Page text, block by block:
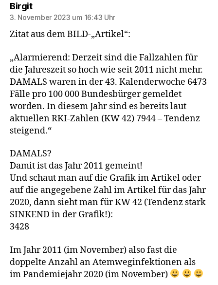
Birgitsagt:
3. November 2023 um 16:43 Uhr
Zitat aus dem BILD-„Artikel“:
„Alarmierend: Derzeit sind die Fallzahlen für
die Jahreszeit so hoch wie seit 2011 nicht mehr.
DAMALS waren in der 43. Kalenderwoche 6473
Fälle pro 100 000 Bundesbürger gemeldet
worden. In diesem Jahr sind es bereits laut
aktuellen RKI-Zahlen (KW 42) 7944 – Tendenz
steigend.“
DAMALS?
Damit ist das Jahr 2011 gemeint!
Und schaut man auf die Grafik im Artikel oder
auf die angegebene Zahl im Artikel für das Jahr
2020, dann sieht man für KW 42 (Tendenz stark
SINKEND in der Grafik!):
3428
Im Jahr 2011 (im November) also fast die
doppelte Anzahl an Atemweginfektionen als
im Pandemiejahr 2020 (im November)